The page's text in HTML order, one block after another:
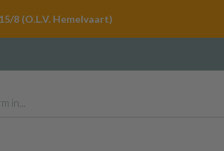
8 (O.L.V. Hemelvaart)